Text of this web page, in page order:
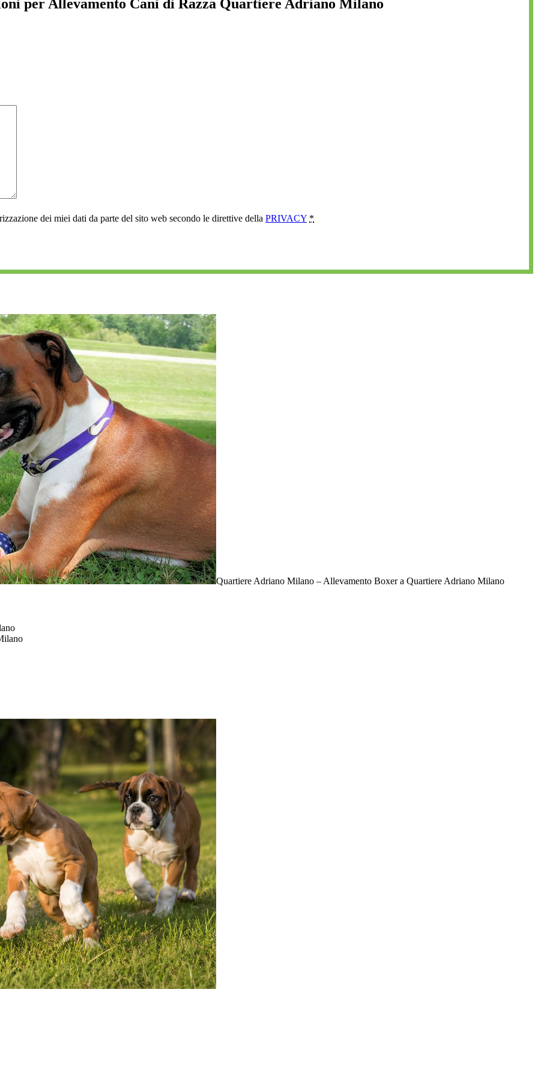
per Allevamento Cani di Razza Quartiere Adriano Milano
dei miei dati da parte del sito web secondo le direttive della PRIVACY *
Quartiere Adriano Milano – Allevamento Boxer a Quartiere Adriano Milano